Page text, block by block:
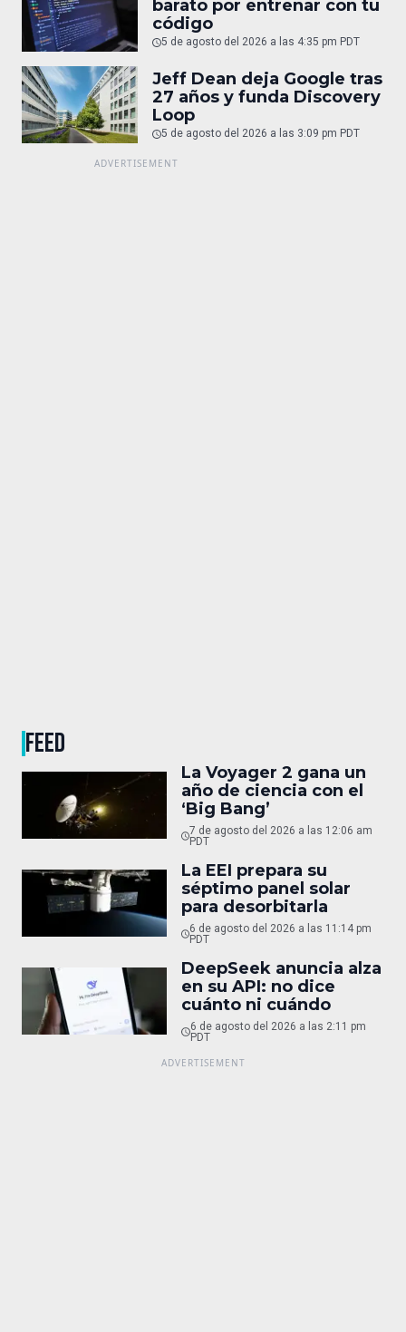
barato por entrenar con tu
código
5 de agosto del 2026 a las 4:35 pm PDT
Jeff Dean deja Google tras
27 años y funda Discovery
Loop
5 de agosto del 2026 a las 3:09 pm PDT
FEED
La Voyager 2 gana un
año de ciencia con el
‘Big Bang’
7 de agosto del 2026 a las 12:06 am
PDT
La EEI prepara su
séptimo panel solar
para desorbitarla
6 de agosto del 2026 a las 11:14 pm
PDT
DeepSeek anuncia alza
en su API: no dice
cuánto ni cuándo
6 de agosto del 2026 a las 2:11 pm
PDT